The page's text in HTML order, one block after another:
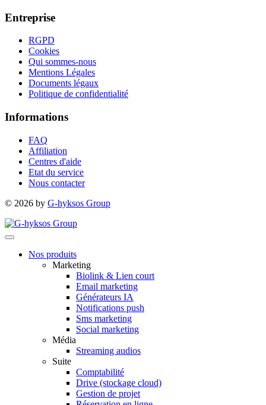
Entreprise
RGPD
Cookies
Qui sommes-nous
Mentions Légales
Documents légaux
Politique de confidentialité
Informations
FAQ
Affiliation
Centres d'aide
Etat du service
Nous contacter
© 2026 by G-hyksos Group
Nos produits
Marketing
Biolink & Lien court
Email marketing
Générateurs IA
Notifications push
Sms marketing
Social marketing
Média
Streaming audios
Suite
Comptabilité
Drive (stockage cloud)
Gestion de projet